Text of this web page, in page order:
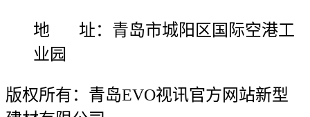
地 址：青岛市城阳区国际空港工
业园
版权所有：青岛EVO视讯官方网站新型